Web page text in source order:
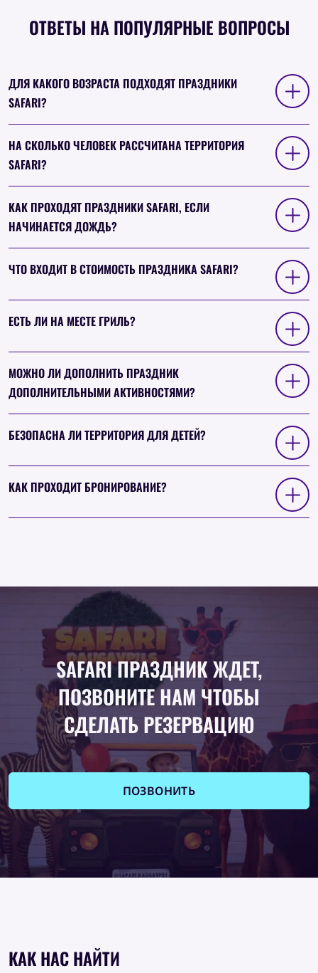
ОТВЕТЫ НА ПОПУЛЯРНЫЕ ВОПРОСЫ
ДЛЯ КАКОГО ВОЗРАСТА ПОДХОДЯТ ПРАЗДНИКИ
SAFARI?
НА СКОЛЬКО ЧЕЛОВЕК РАССЧИТАНА ТЕРРИТОРИЯ
SAFARI?
КАК ПРОХОДЯТ ПРАЗДНИКИ SAFARI, ЕСЛИ
НАЧИНАЕТСЯ ДОЖДЬ?
ЧТО ВХОДИТ В СТОИМОСТЬ ПРАЗДНИКА SAFARI?
ЕСТЬ ЛИ НА МЕСТЕ ГРИЛЬ?
МОЖНО ЛИ ДОПОЛНИТЬ ПРАЗДНИК
ДОПОЛНИТЕЛЬНЫМИ АКТИВНОСТЯМИ?
БЕЗОПАСНА ЛИ ТЕРРИТОРИЯ ДЛЯ ДЕТЕЙ?
КАК ПРОХОДИТ БРОНИРОВАНИЕ?
SAFARI ПРАЗДНИК ЖДЕТ,
ПОЗВОНИТЕ НАМ ЧТОБЫ
СДЕЛАТЬ РЕЗЕРВАЦИЮ
ПОЗВОНИТЬ
КАК НАС НАЙТИ